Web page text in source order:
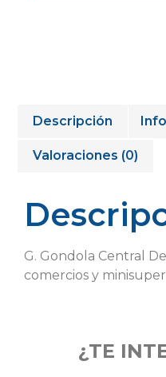
Descripción
Valoraciones (0)
G. Gondola Central
comercios y
¿TE